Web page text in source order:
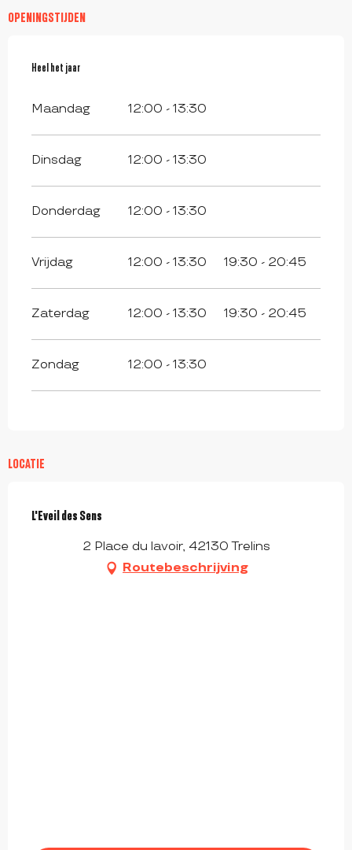
OPENINGSTIJDEN
Heel het jaar
Heel het jaar
Maandag 12:00 - 13:30
Dinsdag 12:00 - 13:30
Donderdag 12:00 - 13:30
Vrijdag 12:00 - 13:30 19:30 - 20:45
Zaterdag 12:00 - 13:30 19:30 - 20:45
Zondag 12:00 - 13:30
LOCATIE
L'Eveil des Sens
2 Place du lavoir, 42130 Trelins
Routebeschrijving